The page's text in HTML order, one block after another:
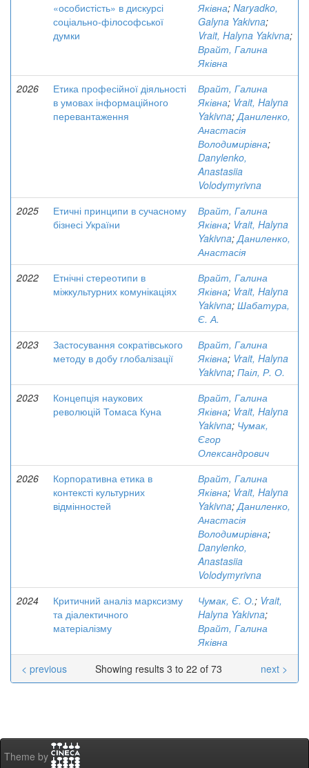
«особистість» в дискурсі
соціально-філософської
думки
Яківна; Naryadko,
Galyna Yakivna;
Vrait, Halyna Yakivna;
Врайт, Галина
Яківна
2026
Етика професійної діяльності
в умовах інформаційного
перевантаження
Врайт, Галина
Яківна; Vrait, Halyna
Yakivna;Даниленко,
Анастасія
Володимирівна;
Danylenko,
Anastasiia
Volodymyrivna
2025
Етичні принципи в сучасному
бізнесі України
Врайт, Галина
Яківна; Vrait, Halyna
Yakivna;Даниленко,
Анастасія
2022
Етнічні стереотипи в
міжкультурних комунікаціях
Врайт, Галина
Яківна; Vrait, Halyna
Yakivna; Шабатура,
Є. А.
2023
Застосування сократівського
методу в добу глобалізації
Врайт, Галина
Яківна; Vrait, Halyna
Yakivna; Паіл, Р. О.
2023
Концепція наукових
революцій Томаса Куна
Врайт, Галина
Яківна; Vrait, Halyna
Yakivna; Чумак,
Єгор
Олександрович
2026
Корпоративна етика в
контексті культурних
відмінностей
Врайт, Галина
Яківна; Vrait, Halyna
Yakivna;Даниленко,
Анастасія
Володимирівна;
Danylenko,
Anastasiia
Volodymyrivna
2024
Критичний аналіз марксизму
та діалектичного
матеріалізму
Чумак, Є. О.; Vrait,
Halyna Yakivna;
Врайт, Галина
Яківна
Showing results 3 to 22 of 73
< previous next >
Theme by